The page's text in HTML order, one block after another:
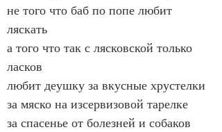
не того что баб по попе любит
ляскать
а того что так с лясковской только
ласков
любит деушку за вкусные хрустелки
за мяско на изсервизовой тарелке
за спасенье от болезней и собаков